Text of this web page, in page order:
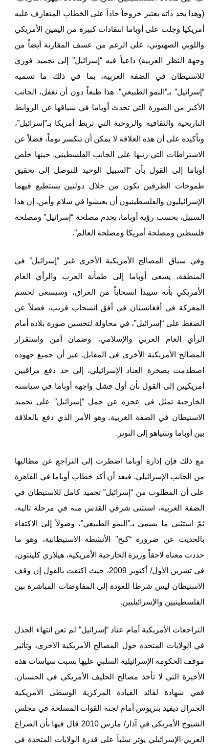
(وهذا بحد ذاته يعتبر خروجاً حاداً على الخطاب المتعارف عليه
أمريكيا وجلب على أوباما انتقادات كبيرة من اليمين الأمريكي
واللوبي الصهيوني، على الرغم من عسف المقارنة أيضاً من
وجهة النظر العربية) داعياً فيه “إسرائيل” إلى تجميد فوري
للاستيطان في الضفة الغربية، بما في ذلك ما تسميه
“إسرائيل” بـ”النمو الطبيعي”. هذا طبعاً دون أن نغفل، الجانب
الأكبر من الصورة التي تحدث أوباما في سياقها عن الروابط
التاريخية والثقافية والروحية التي تربط أمريكا بـ”إسرائيل”،
وتأكيده على أن هذه العلاقة لا يمكن أن تنكسر يوماً، فضلاً عن
الاشتراطات التي رتبها على الجانب الفلسطيني. حينها خلص
أوباما إلى القول بأن “السبيل الوحيد للتوصل إلى تحقيق
طموحات الطرفين يكون من خلال دولتين يستطيع فيهما
الإسرائيليون والفلسطينيون أن يعيشوا في سلام وأمن. إن هذا
السبيل، بحسب رؤية أوباما، يخدم مصلحة “إسرائيل” ومصلحة
فلسطين ومصلحة أمريكا ومصلحة العالم”.
وفي سياق المصالح الأمريكية الأخرى غير “إسرائيل” في
المنطقة، يسعى أوباما إلى طمأنة العرب والرأي العام
الأمريكي بأنه سيبدأ انسحاباً من العراق، وسيسعى لحسم
المعركة في أفغانستان في أفق انسحاب قريب، فضلاً عن
الضغط على “إسرائيل”، في محاولة لتحسين صورة بلاده أمام
الرأي العام العربي والإسلامي، وضمان أمن واستقرار
المصالح الأمريكية الأخرى في المقابل. غير أن جميع جهوده
اصطدمت بصخرة العناد الإسرائيلي، إلى حد دفع مراقبين
أمريكيين إلى القول بأن أول فشل واجهه أوباما في سياسته
الخارجية تمثل في عجزه عن حمل “إسرائيل” على تجميد
الاستيطان في الضفة الغربية. وهو الأمر الذي دفع بالعلاقة
بين أوباما ونتنياهو إلى التوتر.
مع ذلك فإن إدارة أوباما اضطرت إلى التراجع عن مطالبها
من الجانب الإسرائيلي. فبعد أن أكد خطاب أوباما في القاهرة
على أن المطلوب من “إسرائيل” تجميد كامل للاستيطان في
الضفة الغربية، استثنى شرقي القدس منه في مرحلة تالية،
ثمّ استثنى ما يسمى بـ”النمو الطبيعي”، وصولاً إلى الاكتفاء
بالحديث عن ضرورة “كبح” الأنشطة الاستيطانية، وهو ما
حددت معناه لاحقاً وزيرة الخارجية الأمريكية، هيلاري كلينتون،
في تشرين الأول/ أكتوبر 2009، حيث اكتفت بالقول إن وقف
الاستيطان ليس شرطا للعودة إلى المفاوضات المباشرة بين
الفلسطينيين والإسرائيليين.
التراجعات الأمريكية أمام عناد “إسرائيل” لم تعن انتهاء الجدل
في الولايات المتحدة حول المصالح الأمريكية الأخرى، وتأثير
موقف الحكومة الإسرائيلية السلبي عليها بسبب سياسات هذه
الأخيرة التي لا تأخذ مصالح الحليف الأمريكي في الحسبان.
ففي شهادة لقائد القيادة المركزية الوسطى الأمريكية
الجنرال ديفيد بتريوس أمام لجنة القوات المسلحة في مجلس
الشيوخ الأمريكي في آذار/ مارس 2010 قال فيها بأن الصراع
العربي-الإسرائيلي يؤثر سلباً على قدرة الولايات المتحدة في